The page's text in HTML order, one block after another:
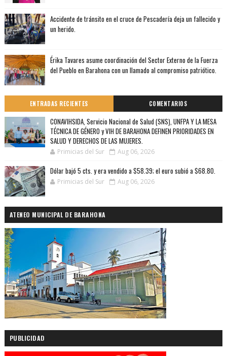
Accidente de tránsito en el cruce de Pescadería deja un fallecido y
un herido.
Érika Tavares asume coordinación del Sector Externo de la Fuerza
del Pueblo en Barahona con un llamado al compromiso patriótico.
ENTRADAS RECIENTES COMENTARIOS
CONAVIHSIDA, Servicio Nacional de Salud (SNS), UNFPA Y LA MESA
TÉCNICA DE GÉNERO y VIH DE BARAHONA DEFINEN PRIORIDADES EN
SALUD Y DERECHOS DE LAS MUJERES.
Primicias del Sur Aug 06, 2026
Dólar bajó 5 cts. y era vendido a $58.39; el euro subió a $68.80.
Primicias del Sur Aug 06, 2026
ATENEO MUNICIPAL DE BARAHONA
PUBLICIDAD